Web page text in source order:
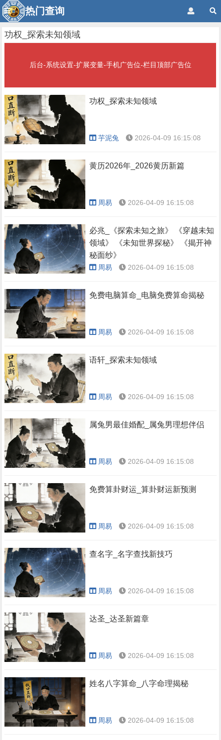
热门查询
功权_探索未知领域
后台-系统设置-扩展变量-手机广告位-栏目顶部广告位
功权_探索未知领域
芋泥兔 2026-04-09 16:15:08
黄历2026年_2026黄历新篇
周易 2026-04-09 16:15:08
必兆_《探索未知之旅》 《穿越未知
领域》 《未知世界探秘》 《揭开神
秘面纱》
周易 2026-04-09 16:15:08
免费电脑算命_电脑免费算命揭秘
周易 2026-04-09 16:15:08
语轩_探索未知领域
周易 2026-04-09 16:15:08
属兔男最佳婚配_属兔男理想伴侣
周易 2026-04-09 16:15:08
免费算卦财运_算卦财运新预测
周易 2026-04-09 16:15:08
查名字_名字查找新技巧
周易 2026-04-09 16:15:08
达圣_达圣新篇章
周易 2026-04-09 16:15:08
姓名八字算命_八字命理揭秘
周易 2026-04-09 16:15:08